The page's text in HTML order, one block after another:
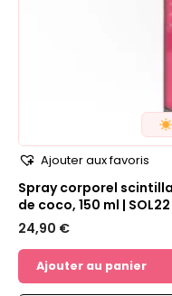
Ajouter aux favoris
Spray corporel
de coco, 150 ml |
24,90 €
Ajouter au panier